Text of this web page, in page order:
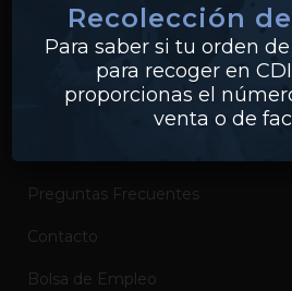
EMPRESA
Sobre Industrias Miller
Certificados de Productos
Preguntas Frecuentes
Contacto
Bolsa de Empleo
Recolección
Para saber si tu orden
para recoger en
proporcionas el
venta o de